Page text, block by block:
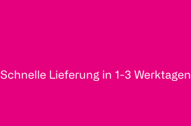
Schnelle Lieferung in 1-3 Werktagen